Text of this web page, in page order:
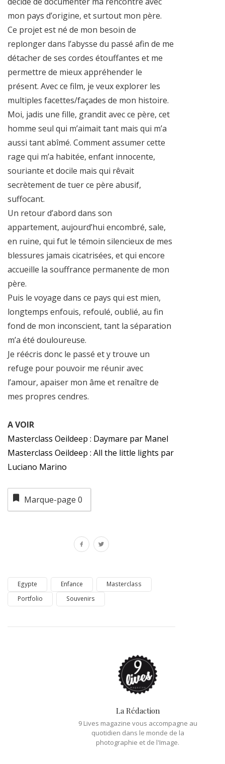
mon pays d’origine, et surtout mon père.
Ce projet est né de mon besoin de
replonger dans l’abysse du passé afin de me
détacher de ses cordes étouffantes et me
permettre de mieux appréhender le
présent. Avec ce film, je veux explorer les
multiples facettes/façades de mon histoire.
Moi, jadis une fille, grandit avec ce père, cet
homme seul qui m’aimait tant mais qui m’a
aussi tant abîmé. Comment assumer cette
rage qui m’a habitée, enfant innocente,
souriante et docile mais qui rêvait
secrètement de tuer ce père abusif,
suffocant.
Un retour d’abord dans son
appartement, aujourd’hui encombré, sale,
en ruine, qui fut le témoin silencieux de mes
blessures jamais cicatrisées, et qui encore
accueille la souffrance permanente de mon
père.
Puis le voyage dans ce pays qui est mien,
longtemps enfouis, refoulé, oublié, au fin
fond de mon inconscient, tant la séparation
m’a été douloureuse.
Je réécris donc le passé et y trouve un
refuge pour pouvoir me réunir avec
l’amour, apaiser mon âme et renaître de
mes propres cendres.
A VOIR
Masterclass Oeildeep : Daymare par Manel
Masterclass Oeildeep : All the little lights par
Luciano Marino
Marque-page 0
Egypte Enfance
Masterclass
Portfolio
Souvenirs
La Rédaction
9 Lives magazine vous accompagne au
quotidien dans le monde de la
photographie et de l'Image.